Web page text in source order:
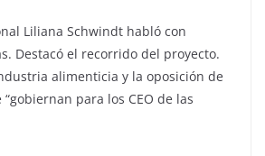
Liliana Schwindt habló con
Destacó el recorrido del proyecto.
alimenticia y la oposición de
para los CEO de las